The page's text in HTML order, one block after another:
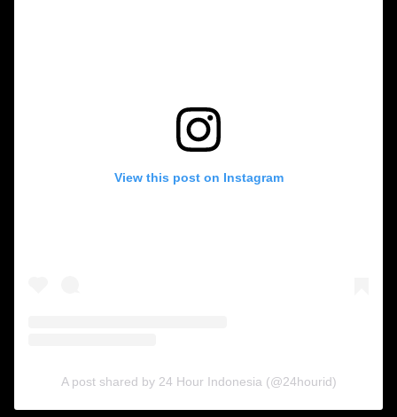
View this post on Instagram
A post shared by 24 Hour Indonesia (@24hourid)